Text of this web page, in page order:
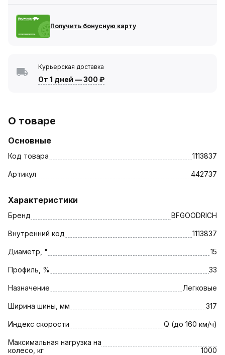
Получить бонусную карту
Курьерская доставка
От 1 дней —300 ₽
О товаре
Основные
Код товара 1113837
Артикул 442737
Характеристики
Бренд BFGOODRICH
Внутренний код 1113837
Диаметр, " 15
Профиль, % 33
Назначение Легковые
Ширина шины, мм 317
Индекс скорости Q (до 160 км/ч)
Максимальная нагрузка на
колесо, кг
1000